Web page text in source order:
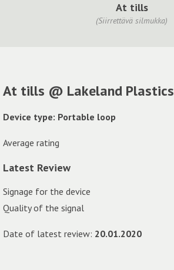
At tills
(Siirrettävä silmukka)
At tills @ Lakeland Plastics
Device type: Portable loop
Average rating
Latest Review
Signage for the device
Quality of the signal
Date of latest review: 20.01.2020